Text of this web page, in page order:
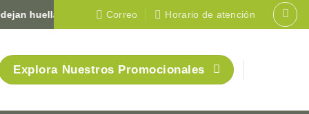
huella en Colombia 🇨🇴Correo Horario de atención
Explora Nuestros Promocionales